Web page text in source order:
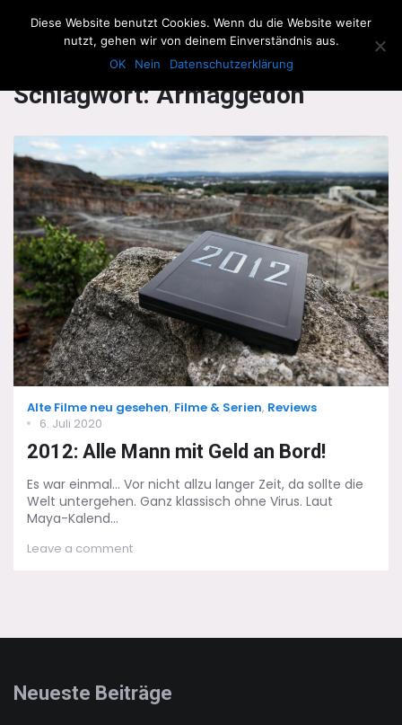
The Howling Men
Schlagwort:Armaggedon
Categories
Alte Filme neu gesehen, Filme & Serien, Reviews
Posted
6. Juli 2020
2012: Alle Mann mit Geld an Bord!
Es war einmal... Vor nicht allzu langer Zeit, da sollte die
Welt untergehen. Ganz klassisch ohne Virus. Laut
Maya-Kalend...
Leave a commenton
Neueste Beiträge
Diese Website benutzt Cookies. Wenn du die Website weiter
nutzt, gehen wir von deinem Einverständnis aus.
OK
Nein Datenschutzerklärung